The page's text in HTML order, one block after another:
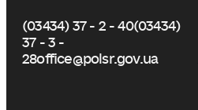
(03434) 37 - 2 - 40(03434)
37 - 3 -
28office@polsr.gov.ua